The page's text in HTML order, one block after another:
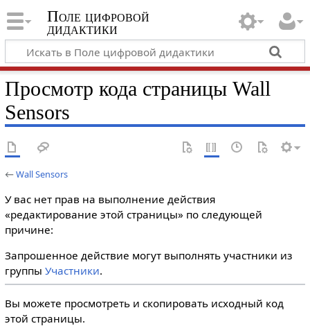
Поле цифровой
дидактики
Просмотр кода страницы Wall
Sensors
←Wall Sensors
У вас нет прав на выполнение действия
«редактирование этой страницы» по следующей
причине:
Запрошенное действие могут выполнять участники из
группы Участники.
Вы можете просмотреть и скопировать исходный код
этой страницы.